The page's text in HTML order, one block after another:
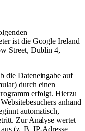
ist die Google Ireland
Street, Dublin 4,
die Dateneingabe auf
durch einen
erfolgt. Hierzu
anhand
automatisch,
Zur Analyse wertet
(z. B. IP-Adresse,